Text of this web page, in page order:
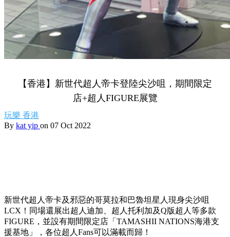
【香港】新世代超人帝卡登陸尖沙咀，期間限定
店+超人FIGURE展覽
玩樂 香港
By kat yip on 07 Oct 2022
新世代超人帝卡及邪惡的哥莫拉和巴魯坦星人現身尖沙咀
LCX！ 同場還展出超人迪加、超人托利加及Q版超人等多款
FIGURE，並設有期間限定店「TAMASHII NATIONS海港支
援基地」，各位超人Fans可以滿載而歸！